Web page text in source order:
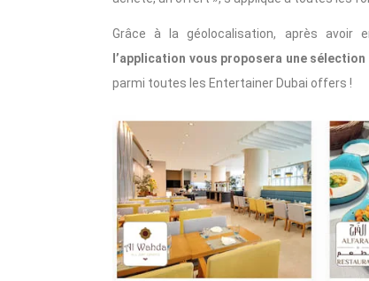
Grâce à la géolocalisation, après avoir
l’application vous proposera une
parmi toutes les Entertainer Dubai offers !